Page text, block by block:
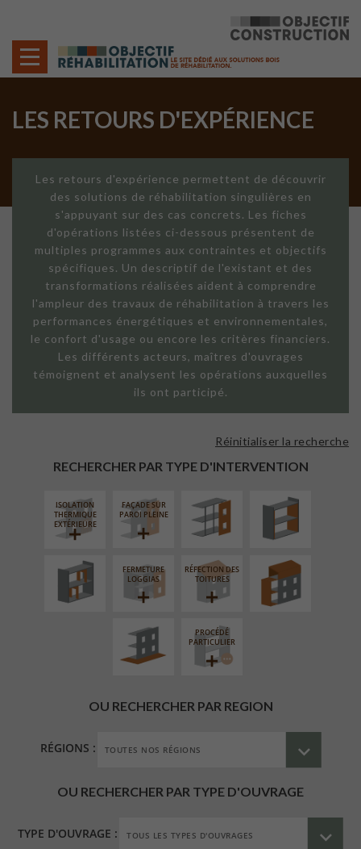
LES RETOURS D'EXPÉRIENCE
Les retours d'expérience permettent de découvrir
des solutions de réhabilitation singulières en
s'appuyant sur des cas concrets. Les fiches
d'opérations listées ci-dessous présentent de
multiples programmes aux contraintes et objectifs
spécifiques. Un descriptif de l'existant et des
transformations réalisées aident à comprendre
l'ampleur des travaux de réhabilitation à travers les
performances énergétiques et environnementales,
le confort d'usage ou encore les critères financiers.
Les différents acteurs, maîtres d'ouvrages
témoignent et analysent les opérations auxquelles
ils ont participé.
RECHERCHER PAR TYPE D'INTERVENTION
Réinitialiser la recherche
ISOLATION
THERMIQUE
EXTÉRIEURE
FAÇADE SUR
PAROI PLEINE
FAÇADE SUR
LINÉAIRE
ISOLATION
INTÉRIEURE
RÉAMÉNAGEMENT
INTÉRIEUR
FERMETURE
LOGGIAS
RÉFECTION DES
TOITURES
SURÉLÉVATION
EXTENSION
AMÉNAGEMENT
EXTÉRIEUR
PROCÉDÉ
PARTICULIER
OU RECHERCHER PAR REGION
RÉGIONS :
OU RECHERCHER PAR TYPE D'OUVRAGE
TYPE D'OUVRAGE :